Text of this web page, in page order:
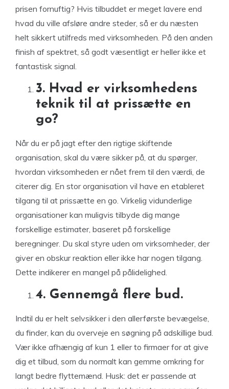
prisen fornuftig? Hvis tilbuddet er meget lavere end
hvad du ville afsløre andre steder, så er du næsten
helt sikkert utilfreds med virksomheden. På den anden
finish af spektret, så godt væsentligt er heller ikke et
fantastisk signal.
3. Hvad er virksomhedens
teknik til at prissætte en
go?
Når du er på jagt efter den rigtige skiftende
organisation, skal du være sikker på, at du spørger,
hvordan virksomheden er nået frem til den værdi, de
citerer dig. En stor organisation vil have en etableret
tilgang til at prissætte en go. Virkelig vidunderlige
organisationer kan muligvis tilbyde dig mange
forskellige estimater, baseret på forskellige
beregninger. Du skal styre uden om virksomheder, der
giver en obskur reaktion eller ikke har nogen tilgang.
Dette indikerer en mangel på pålidelighed.
4. Gennemgå flere bud.
Indtil du er helt selvsikker i den allerførste bevægelse,
du finder, kan du overveje en søgning på adskillige bud.
Vær ikke afhængig af kun 1 eller to firmaer for at give
dig et tilbud, som du normalt kan gemme omkring for
langt bedre flyttemænd. Husk: det er passende at